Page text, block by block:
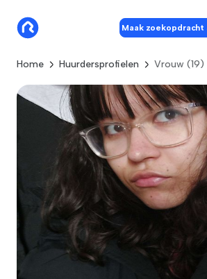
Maak zoekopdracht
Home Huurdersprofielen Vrouw